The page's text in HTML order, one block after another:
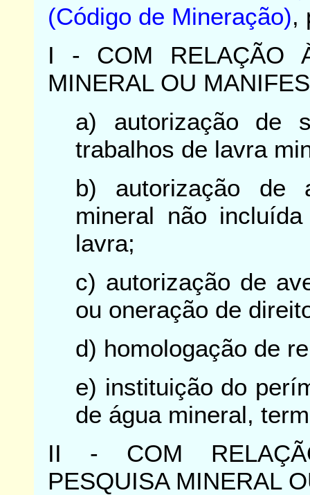
(Código de Mineração),
I - COM RELAÇÃO
MINERAL OU
a) autorização de
trabalhos de lavra
b) autorização de
mineral não
lavra;
c) autorização de
ou oneração de
d) homologação de
e) instituição do
de água mineral,
II - COM
PESQUISA MINERAL